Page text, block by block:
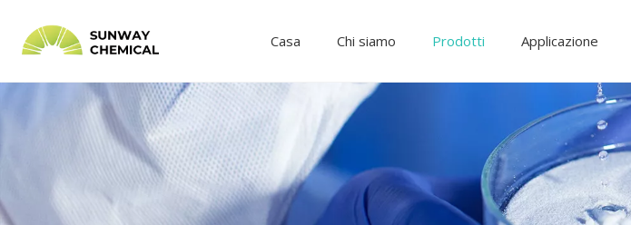
Casa Chi siamo Prodotti Applicazione